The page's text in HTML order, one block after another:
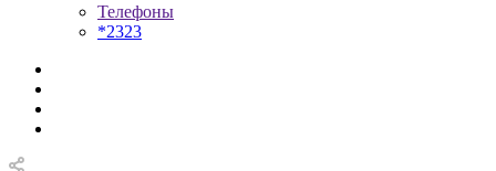
Телефоны
*2323